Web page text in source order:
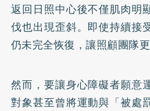
返回日照中心後不僅肌肉明
伐也出現歪斜。即使持續接
仍未完全恢復，讓照顧團隊
然而，要讓身心障礙者願意
對象甚至曾將運動與「被處